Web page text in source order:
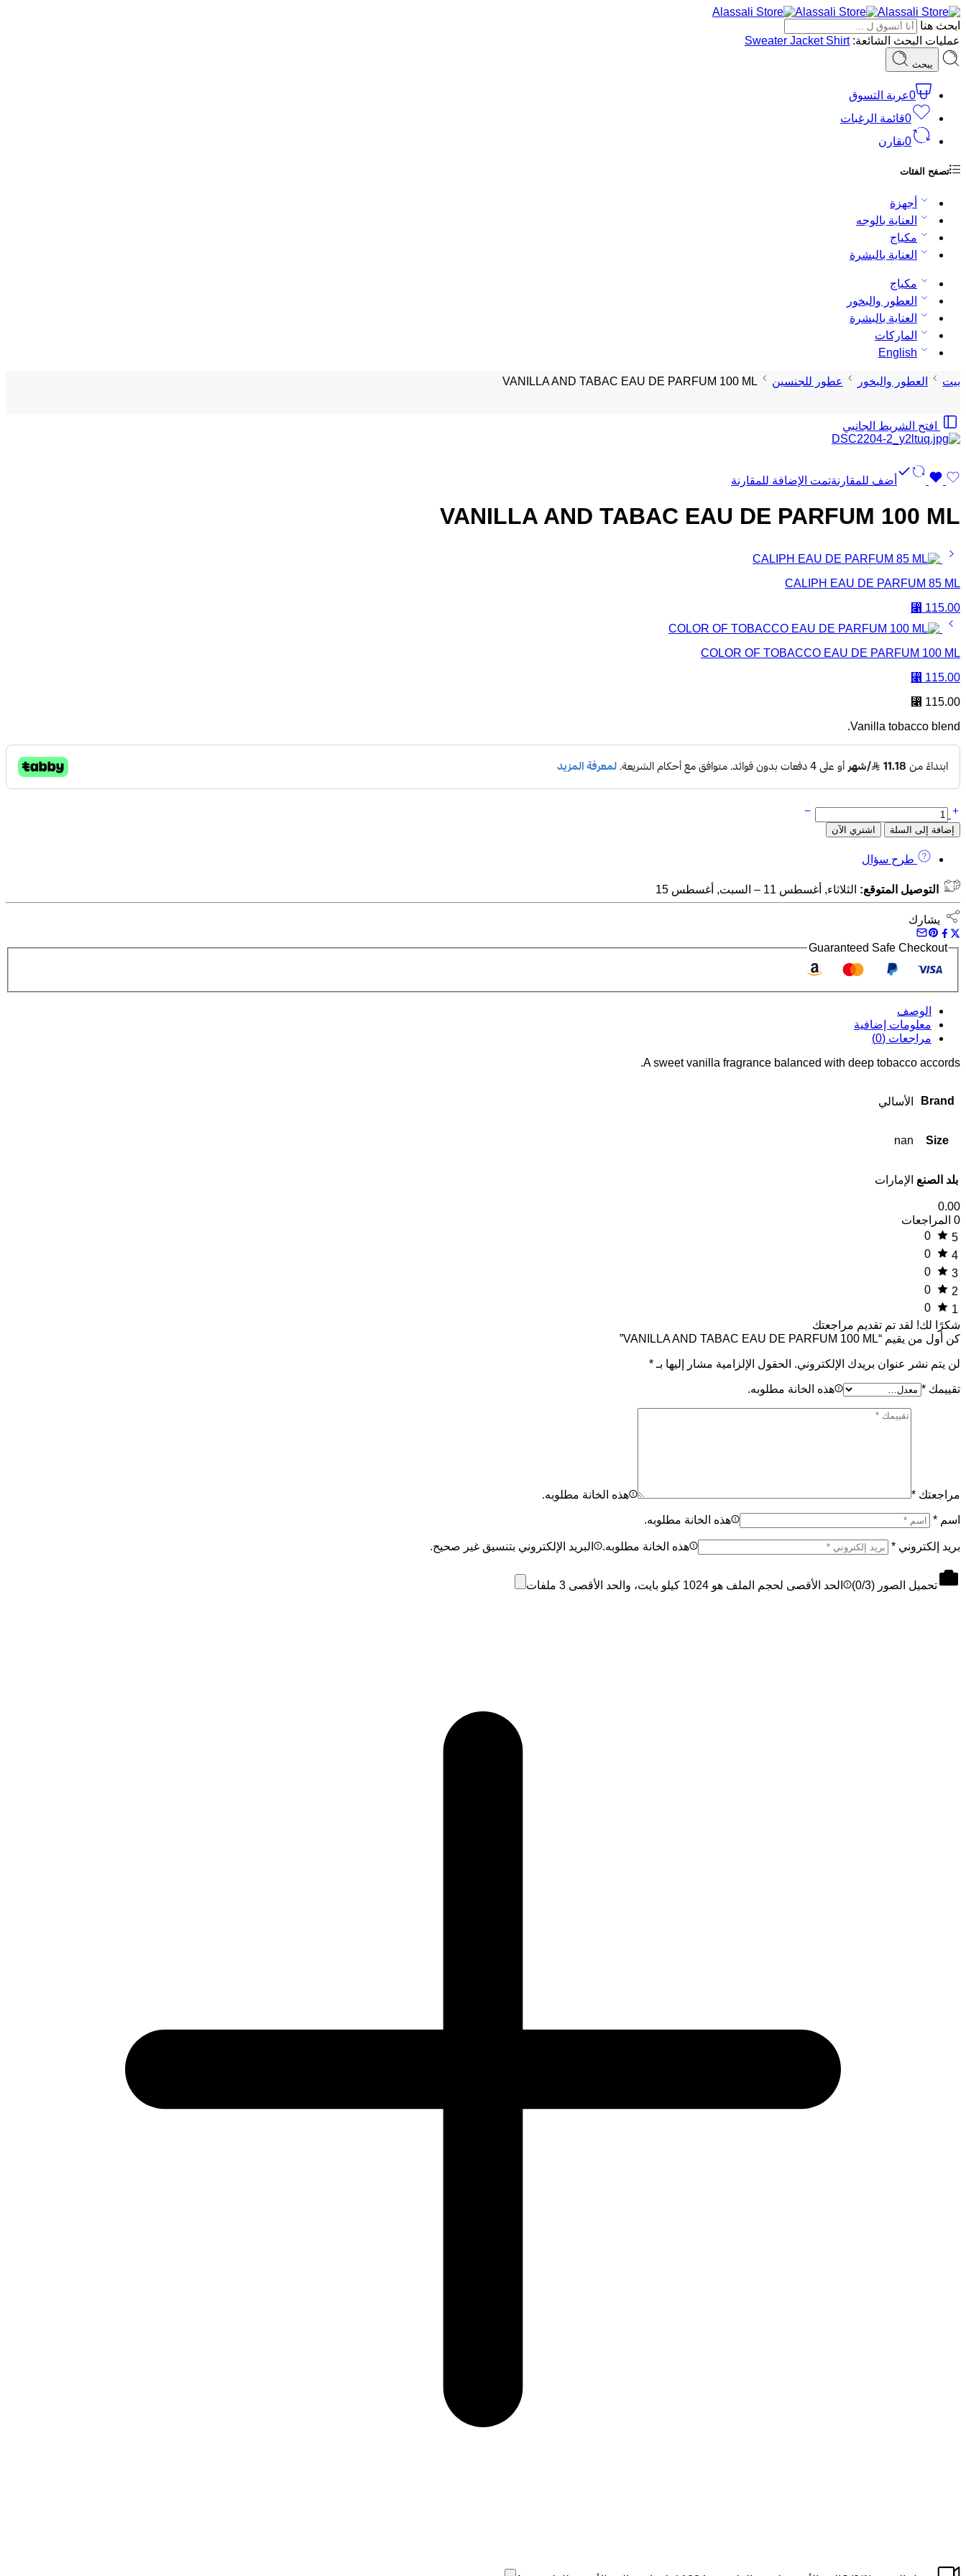
ابحث هنا
عمليات البحث الشائعة:
Sweater Jacket Shirt
يبحث
0عربة التسوق
0قائمة الرغبات
0يقارن
تصفح الفئات
أجهزة
العناية بالوجه
مكياج
العناية بالبشرة
مكياج
العطور والبخور
العناية بالبشرة
الماركات
English
بيت العطور والبخور عطور للجنسين VANILLA AND TABAC EAU DE PARFUM 100 ML
افتح الشريط الجانبي
أضف للمقارنةتمت الإضافة للمقارنة
VANILLA AND TABAC EAU DE PARFUM 100 ML
CALIPH EAU DE PARFUM 85 ML
⃁ 115.00
COLOR OF TOBACCO EAU DE PARFUM 100 ML
⃁ 115.00
⃁ 115.00
Vanilla tobacco blend.
كمية
VANILLA
AND
TABAC
EAU
PARFUM
100
ML
إضافة إلى السلة اشتري الآن
طرح سؤال
التوصيل المتوقع: الثلاثاء, أغسطس 11 – السبت, أغسطس 15
يشارك
Guaranteed Safe Checkout
الوصف
معلومات إضافية
مراجعات (0)
A sweet vanilla fragrance balanced with deep tobacco accords.
Brand الأسالي
Size
nan
بلد الصنع الإمارات
0.00
0 المراجعات
5
0
4
0
3
0
2
0
1
0
شكرًا لك! لقد تم تقديم مراجعتك
كن أول من يقيم “VANILLA AND TABAC EAU DE PARFUM 100 ML”
لن يتم نشر عنوان بريدك الإلكتروني. الحقول الإلزامية مشار إليها بـ *
تقييمك * هذه الخانة مطلوبه.
مراجعتك * هذه الخانة مطلوبه.
اسم * هذه الخانة مطلوبه.
بريد إلكتروني * هذه الخانة مطلوبه. البريد الإلكتروني بتنسيق غير صحيح.
تحميل الصور ( 0/3) الحد الأقصى لحجم الملف هو 1024 كيلو بايت، والحد الأقصى 3 ملفات